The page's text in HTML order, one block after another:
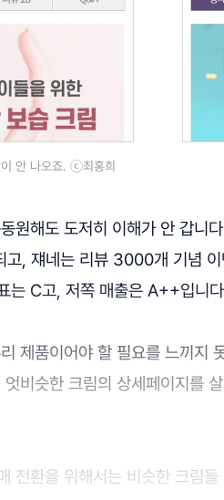
안 나오죠. ⓒ최홍희
원해도 도저히 이해가 안 갑니
, 쟤네는 리뷰 3000개 기념 이
는 C고, 저쪽 매출은 A++입니
제품이어야 할 필요를 느끼지
비슷한 크림의 상세페이지를
전환을 위해서는 비슷한 크림